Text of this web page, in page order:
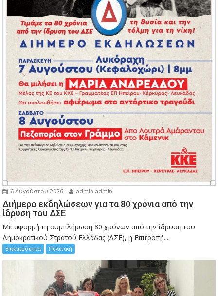
6 Αυγούστου 2026 admin admin
Διήμερο εκδηλώσεων για τα 80 χρόνια από την
ίδρυση του ΔΣΕ
Με αφορμή τη συμπλήρωση 80 χρόνων από την ίδρυση του
Δημοκρατικού Στρατού Ελλάδας (ΔΣΕ), η Επιτροπή...
Επικαιρότητα Πολιτική